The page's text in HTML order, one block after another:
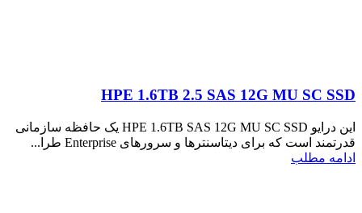
HPE 1.6TB 2.5 SAS 12G MU SC SSD
این درایو HPE 1.6TB SAS 12G MU SC SSD یک حافظه سازمانی
قدرتمند است که برای دیتاسنترها و سرورهای Enterprise طرا...
ادامه مطلب